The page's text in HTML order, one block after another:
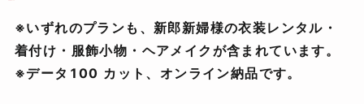
※いずれのプランも、新郎新婦様の衣装レンタル・
着付け・服飾小物・ヘアメイクが含まれています。
※データ100 カット、オンライン納品です。